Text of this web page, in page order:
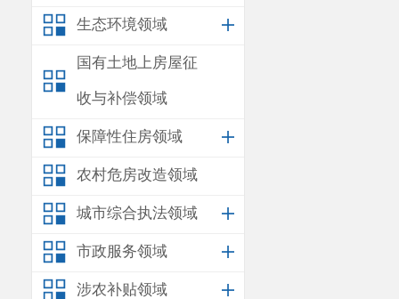
生态环境领域
国有土地上房屋征
收与补偿领域
保障性住房领域
农村危房改造领域
城市综合执法领域
市政服务领域
涉农补贴领域